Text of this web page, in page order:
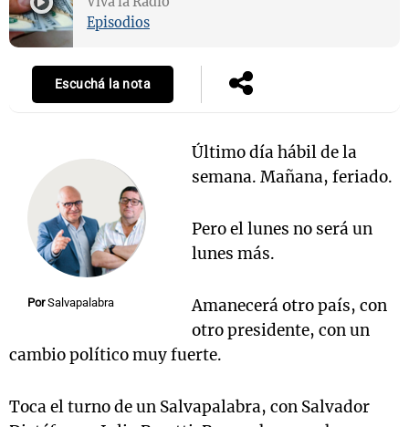
Episodios
Escuchá la nota
Por Salvapalabra
Último día hábil de la
semana. Mañana, feriado.
Pero el lunes no será un
lunes más.
Amanecerá otro país, con
otro presidente, con un
cambio político muy fuerte.
Toca el turno de un Salvapalabra, con Salvador
Notas